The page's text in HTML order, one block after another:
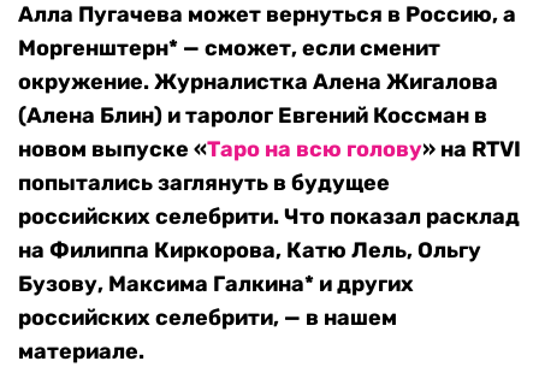
Алла Пугачева может вернуться в Россию, а
Моргенштерн* — сможет, если сменит
окружение. Журналистка Алена Жигалова
(Алена Блин) и таролог Евгений Коссман в
новом выпуске «Таро на всю голову» на RTVI
попытались заглянуть в будущее
российских селебрити. Что показал расклад
на Филиппа Киркорова, Катю Лель, Ольгу
Бузову, Максима Галкина* и других
российских селебрити, — в нашем
материале.